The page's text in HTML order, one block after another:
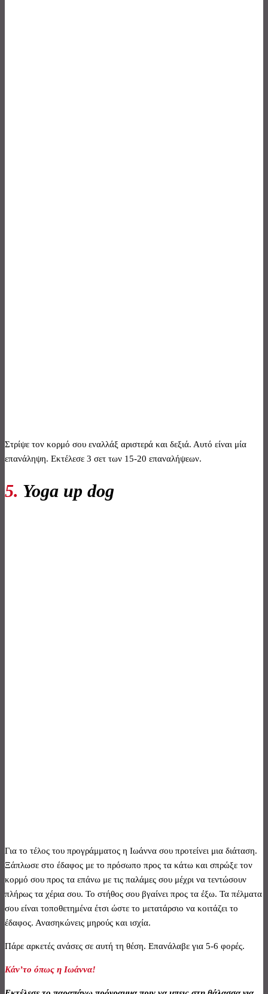
Στρίψε τον κορμό σου εναλλάξ αριστερά και δεξιά. Αυτό είναι μία
επανάληψη. Εκτέλεσε 3 σετ των 15-20 επαναλήψεων.
5. Yoga up dog
Για το τέλος του προγράμματος η Ιωάννα σου προτείνει μια διάταση.
Ξάπλωσε στο έδαφος με το πρόσωπο προς τα κάτω και σπρώξε τον
κορμό σου προς τα επάνω με τις παλάμες σου μέχρι να τεντώσουν
πλήρως τα χέρια σου. Το στήθος σου βγαίνει προς τα έξω. Τα πέλματα
σου είναι τοποθετημένα έτσι ώστε το μετατάρσιο να κοιτάζει το
έδαφος. Ανασηκώνεις μηρούς και ισχία.
Πάρε αρκετές ανάσες σε αυτή τη θέση. Επανάλαβε για 5-6 φορές.
Κάν’το όπως η Ιωάννα!